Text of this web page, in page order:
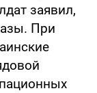
заявил,
При